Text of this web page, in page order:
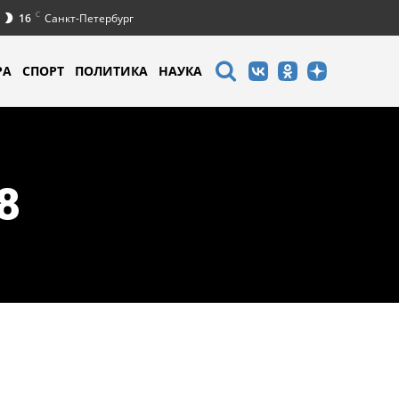
16 C Санкт-Петербург
СПОРТ ПОЛИТИКА НАУКА